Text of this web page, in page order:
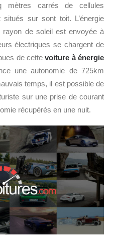
mètres carrés de cellules
sur sont toit. L’énergie
rayon de soleil est envoyée à
électriques se chargent de
de cettevoiture à énergie
une autonomie de 725km
temps, il est possible de
sur une prise de courant
récupérés en une nuit.